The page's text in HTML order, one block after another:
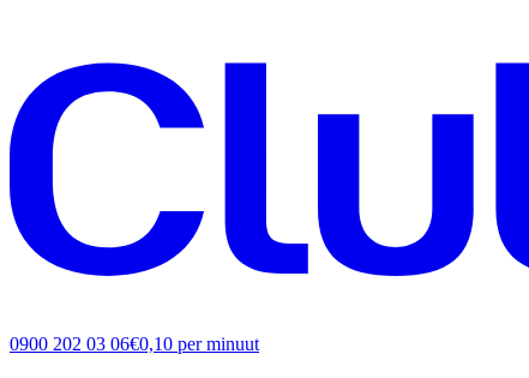
0900 202 03 06€0,10 per minuut